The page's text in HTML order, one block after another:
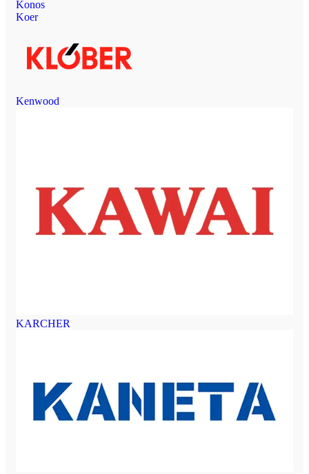
Konos
Koer
Kenwood
KARCHER